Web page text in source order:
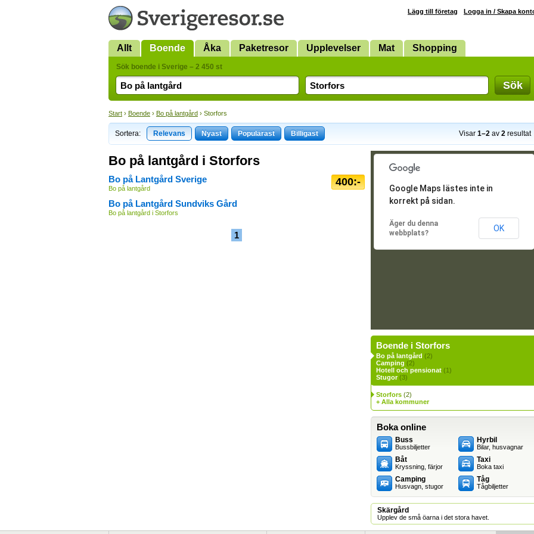
Lägg till företag Logga in / Skapa
Allt Boende Åka Paketresor Upplevelser Mat Shopping
Sök boende i Sverige – 2 450 st
Sök
Start › Boende › Bo på lantgård › Storfors
Sortera: Relevans Nyast Populärast Billigast Visar 1–2 av 2 resultat
Bo på lantgård i Storfors
400:-
Bo på Lantgård Sverige
Bo på lantgård
Bo på Lantgård Sundviks Gård
Bo på lantgård i Storfors
1
Google Maps lästes inte in
korrekt på sidan.
Äger du denna
webbplats?
OK
Boende i Storfors
Bo på lantgård (2)
Camping (2)
Hotell och pensionat (1)
Stugor(3)
Storfors (2)
+ Alla kommuner
Boka online
Buss
Bussbiljetter
Båt
Kryssning, färjor
Camping
Husvagn, stugor
Hyrbil
Bilar, husvagnar
Taxi
Boka taxi
Tåg
Tågbiljetter
Skärgård
Upplev de små öarna i det stora havet.